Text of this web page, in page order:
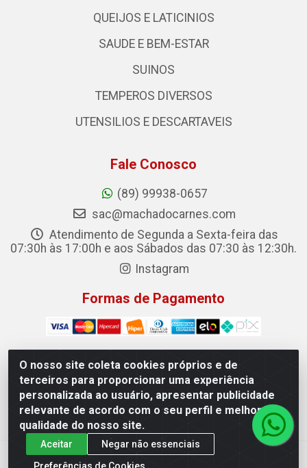
O nosso site coleta cookies próprios e de
terceiros para proporcionar uma experiência
personalizada ao usuário, apresentar publicidade
relevante de acordo com o seu perfil e melhorar a
qualidade do nosso site.
Aceitar
Negar não essenciais
Preferências de Cookies
QUEIJOS E LATICINIOS
SAUDE E BEM-ESTAR
SUINOS
TEMPEROS DIVERSOS
UTENSILIOS E DESCARTAVEIS
Fale Conosco
(89) 99938-0657
sac@machadocarnes.com
Atendimento de Segunda a Sexta-feira das
07:30h às 17:00h e aos Sábados das 07:30 às 12:30h.
Instagram
Formas de Pagamento
Machado Carnes Distribuidora de Alimentos LTDA -
Logradouro: Avenida Candido Aleixo, 148 - Centro - Oeiras/PI
- CEP 64.500-000 - 31.391.008/0001-50